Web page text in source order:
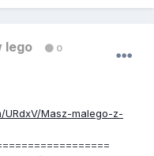
lego 0
Masz-malego-z-